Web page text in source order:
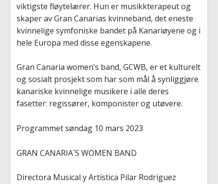
viktigste fløytelærer. Hun er musikkterapeut og
skaper av Gran Canarias kvinneband, det eneste
kvinnelige symfoniske bandet på Kanariøyene og i
hele Europa med disse egenskapene.
Gran Canariawomen’s band,GCWB, er et kulturelt
og sosialt prosjekt som har som mål å synliggjøre
kanariske kvinnelige musikere i alle deres
fasetter: regissører, komponisterog utøvere.
Programmetsøndag 10 mars 2023
GRAN CANARIA´S WOMEN BAND
Directora Musical yArtística Pilar Rodríguez